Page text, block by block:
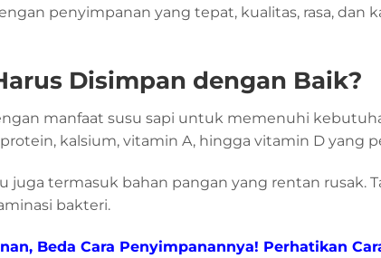
penyimpanan yang tepat, kualitas, rasa, dan
Disimpan dengan Baik?
manfaat susu sapi untuk memenuhi
kalsium, vitamin A, hingga vitamin D yang
juga termasuk bahan pangan yang rentan rusak.
bakteri.
Beda Cara Penyimpanannya! Perhatikan